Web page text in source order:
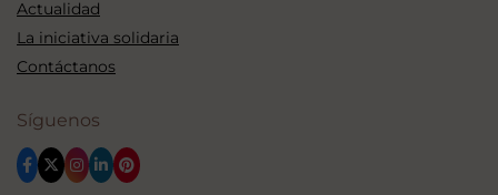
Actualidad
La iniciativa solidaria
Contáctanos
Síguenos